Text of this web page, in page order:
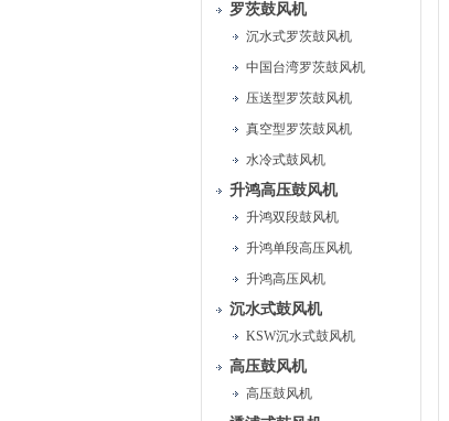
罗茨鼓风机
沉水式罗茨鼓风机
中国台湾罗茨鼓风机
压送型罗茨鼓风机
真空型罗茨鼓风机
水冷式鼓风机
升鸿高压鼓风机
升鸿双段鼓风机
升鸿单段高压风机
升鸿高压风机
沉水式鼓风机
KSW沉水式鼓风机
高压鼓风机
高压鼓风机